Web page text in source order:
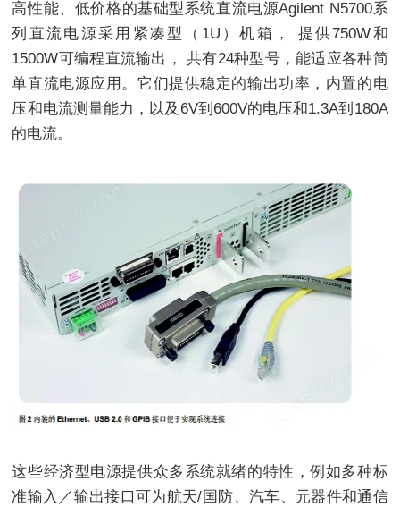
高性能、低价格的基础型系统直流电源Agilent N5700系
列直流电源采用紧凑型（1U）机箱， 提供750W和
1500W可编程直流输出， 共有24种型号，能适应各种简
单直流电源应用。它们提供稳定的输出功率，内置的电
压和电流测量能力，以及6V到600V的电压和1.3A到180A
的电流。
这些经济型电源提供众多系统就绪的特性，例如多种标
准输入／输出接口可为航天/国防、汽车、元器件和通信